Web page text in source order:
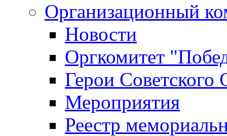
Организационный
Новости
Оргкомитет
Герои Советского
Мероприятия
Реестр